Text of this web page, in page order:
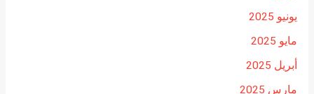
يونيو 2025
مايو 2025
أبريل 2025
مارس 2025